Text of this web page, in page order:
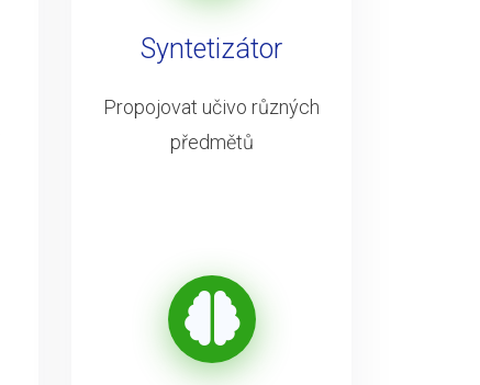
Syntetizátor
Propojovat učivo různých
předmětů